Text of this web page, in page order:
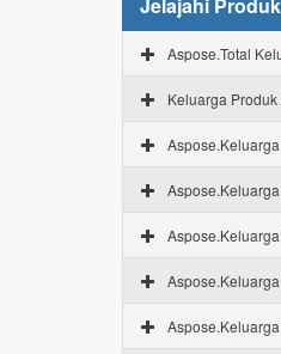
Aspose.Total
Keluarga